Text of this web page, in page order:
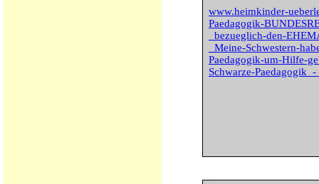
www.heimkinder-
Paedagogik-
_bezueglich-den-
_Meine-Schwestern-
Paedagogik-um-Hilfe-
Schwarze-